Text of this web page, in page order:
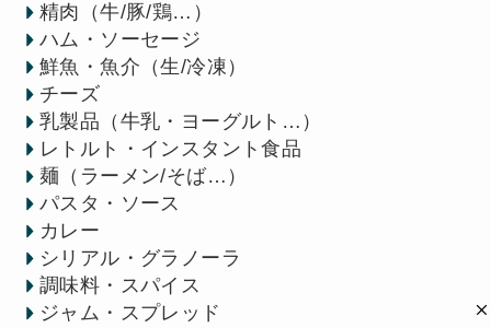
精肉（牛/豚/鶏…）
ハム・ソーセージ
鮮魚・魚介（生/冷凍）
チーズ
乳製品（牛乳・ヨーグルト…）
レトルト・インスタント食品
麺（ラーメン/そば…）
パスタ・ソース
カレー
シリアル・グラノーラ
調味料・スパイス
ジャム・スプレッド